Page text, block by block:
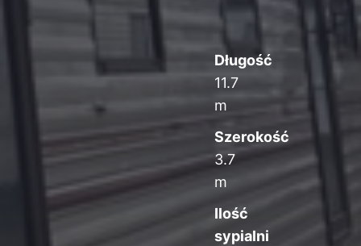
Długość
11.7
m
Szerokość
3.7
m
Ilość
sypialni